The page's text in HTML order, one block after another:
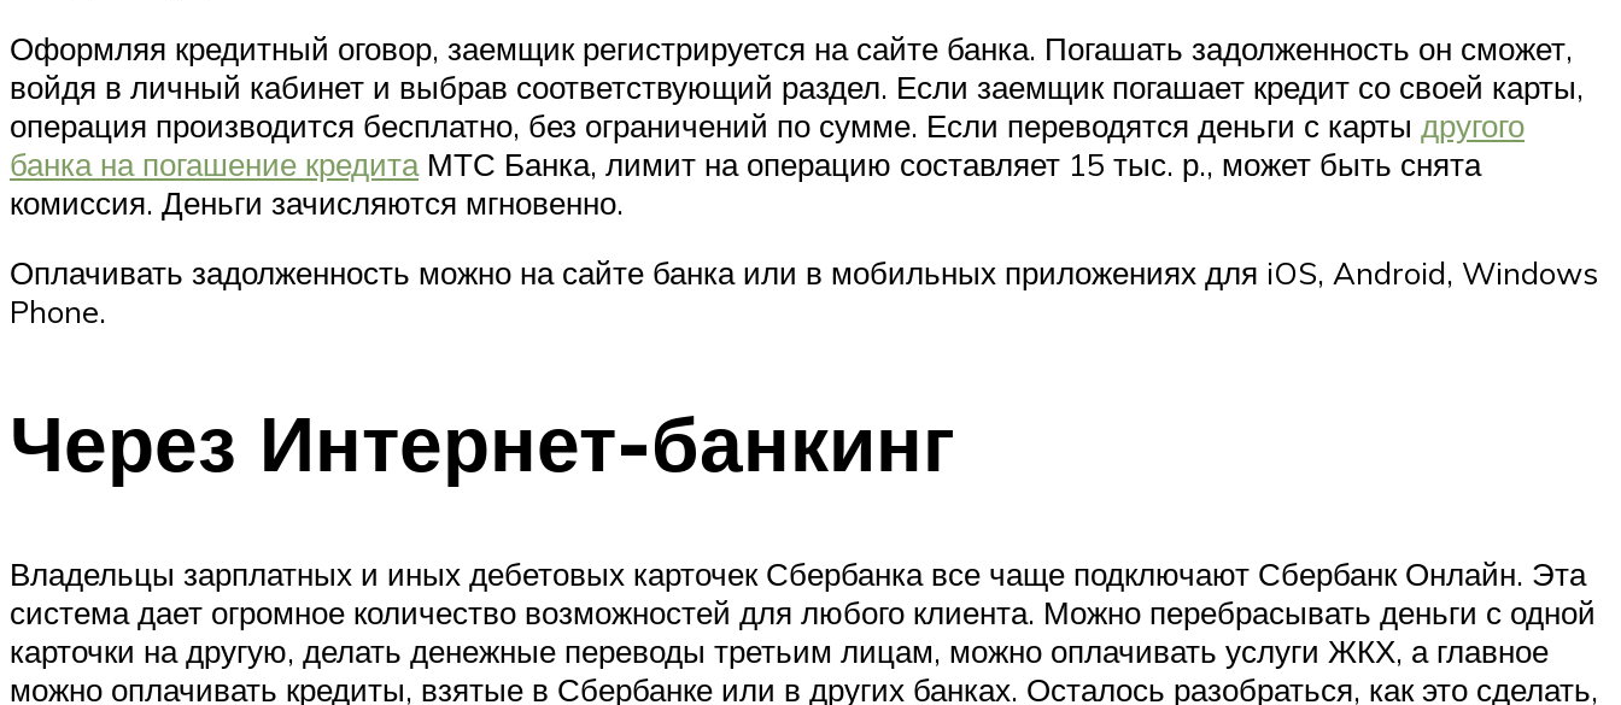
Оформляя кредитный оговор, заемщик регистрируется на сайте банка. Погашать задолженность он сможет,
войдя в личный кабинет и выбрав соответствующий раздел. Если заемщик погашает кредит со своей карты,
операция производится бесплатно, без ограничений по сумме. Если переводятся деньги с карты другого
банка на погашение кредитаМТС Банка, лимит на операцию составляет 15 тыс. р., может быть снята
комиссия. Деньги зачисляются мгновенно.
Оплачивать задолженность можно на сайте банка или в мобильных приложениях для iOS, Android, Windows
Phone.
Через Интернет-банкинг
Владельцы зарплатных и иных дебетовых карточек Сбербанка все чаще подключают Сбербанк Онлайн. Эта
система дает огромное количество возможностей для любого клиента. Можно перебрасывать деньги с одной
карточки на другую, делать денежные переводы третьим лицам, можно оплачивать услуги ЖКХ, а главное
можно оплачивать кредиты, взятые в Сбербанке или в других банках. Осталось разобраться, как это сделать,